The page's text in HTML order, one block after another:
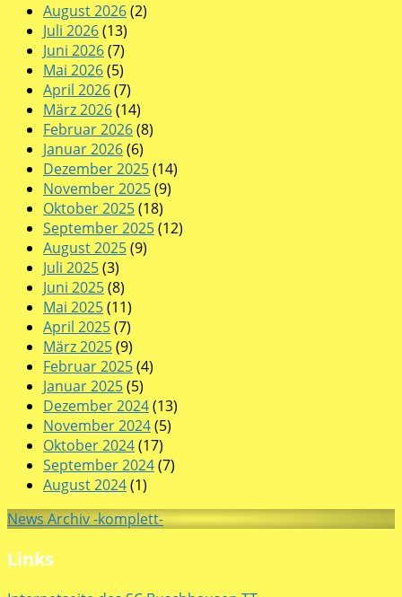
August 2026(2)
Juli 2026(13)
Juni 2026(7)
Mai 2026(5)
April 2026(7)
März 2026(14)
Februar 2026(8)
Januar 2026(6)
Dezember 2025(14)
November 2025(9)
Oktober 2025(18)
September 2025(12)
August 2025(9)
Juli 2025(3)
Juni 2025(8)
Mai 2025(11)
April 2025(7)
März 2025(9)
Februar 2025(4)
Januar 2025(5)
Dezember 2024(13)
November 2024(5)
Oktober 2024(17)
September 2024(7)
August 2024(1)
News Archiv -komplett-
Links